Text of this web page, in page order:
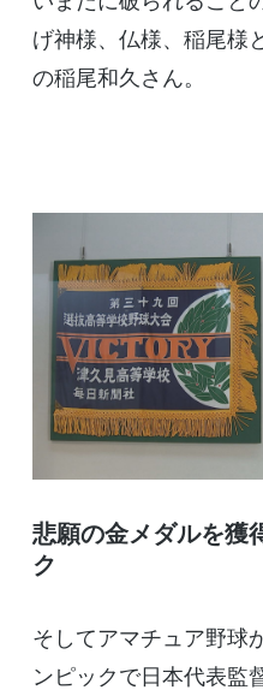
げ神様、仏様、稲尾様
の稲尾和久さん。
悲願の金メダルを獲
ク
そしてアマチュア野球
ンピックで日本代表監